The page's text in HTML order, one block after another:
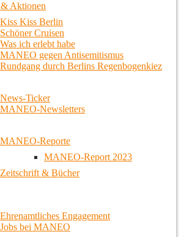
Aktionen
Kiss Kiss Berlin
Schöner Cruisen
Was ich erlebt habe
MANEO gegen Antisemitismus
Rundgang durch Berlins Regenbogenkiez
News-Ticker
MANEO-Newsletters
MANEO-Reporte
MANEO-Report 2023
Zeitschrift & Bücher
Ehrenamtliches Engagement
Jobs bei MANEO